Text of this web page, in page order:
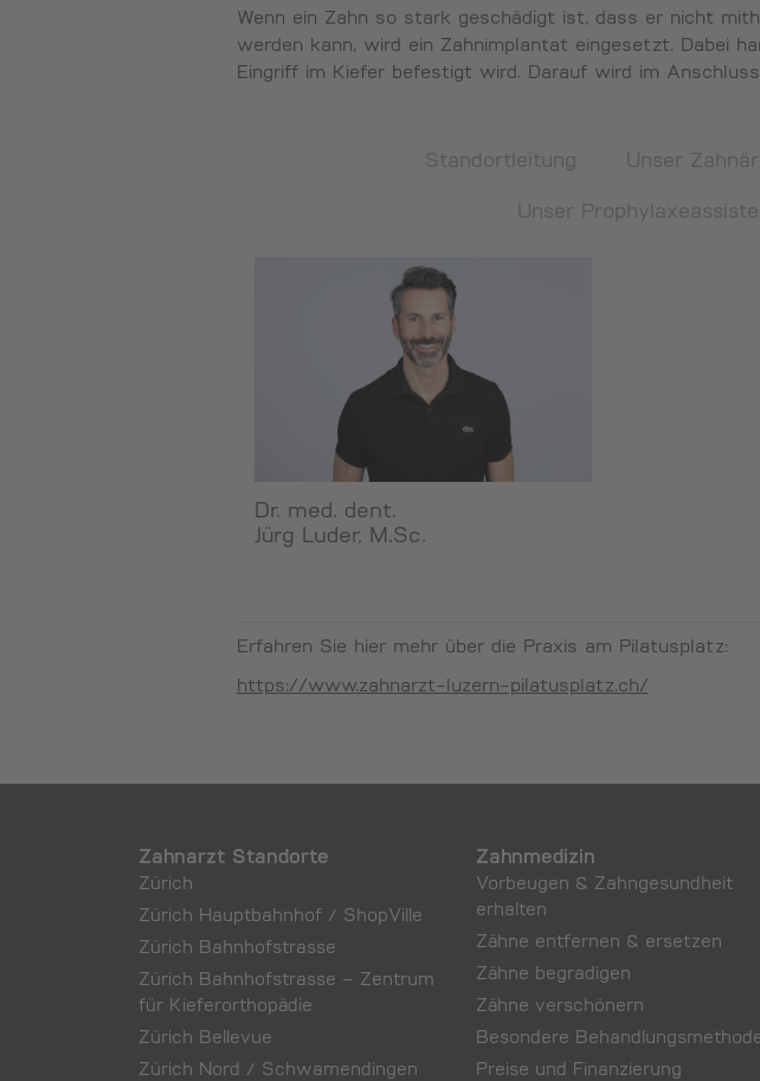
Wenn ein Zahn so stark geschädigt ist, dass er nicht
werden kann, wird ein Zahnimplantat eingesetzt. Dabei
Eingriff im Kiefer befestigt wird. Darauf wird im
Standortleitung Unser
Unser
Dr. med. dent.
Jürg Luder, M.Sc.
Erfahren Sie hier mehr über die Praxis am Pilatusplatz:
https://www.zahnarzt-luzern-pilatusplatz.ch/
Zahnarzt Standorte
Zürich
Zürich Hauptbahnhof / ShopVille
Zürich Bahnhofstrasse
Zürich Bahnhofstrasse – Zentrum
für Kieferorthopädie
Zürich Bellevue
Zürich Nord / Schwamendingen
Zahnmedizin
Vorbeugen & Zahngesundheit
erhalten
Zähne entfernen & ersetzen
Zähne begradigen
Zähne verschönern
Besondere
Preise und Finanzierung